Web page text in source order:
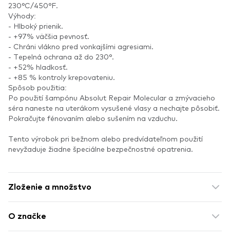
230°C/450°F.
Výhody:
- Hlboký prienik.
- +97% väčšia pevnosť.
- Chráni vlákno pred vonkajšími agresiami.
- Tepelná ochrana až do 230°.
- +52% hladkosť.
- +85 % kontroly krepovateniu.
Spôsob použitia:
Po použití šampónu Absolut Repair Molecular a zmývacieho
séra naneste na uterákom vysušené vlasy a nechajte pôsobiť.
Pokračujte fénovaním alebo sušením na vzduchu.
Tento výrobok pri bežnom alebo predvídateľnom použití
nevyžaduje žiadne špeciálne bezpečnostné opatrenia.
Zloženie a množstvo
O značke